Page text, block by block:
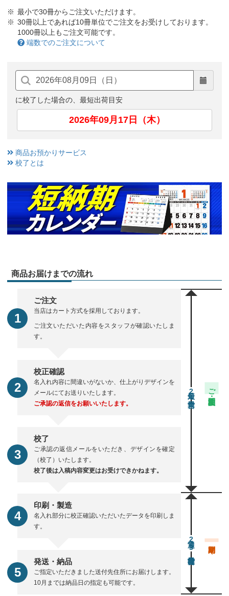
最小で30冊からご注文いただけます。
30冊以上であれば10冊単位でご注文をお受けしております。
1000冊以上もご注文可能です。
端数でのご注文について
に校了した場合の、最短出荷目安
2026年09月17日（木）
商品お預かりサービス
校了とは
商品お届けまでの流れ
ご注文
当店はカート方式を採用しております。
ご注文いただいた内容をスタッフが確認いたしま
す。
校正確認
名入れ内容に間違いがないか、仕上がりデザインを
メールにてお送りいたします。
ご承認の返信をお願いいたします。
校了
ご承認の返信メールをいただき、デザインを確定
（校了）いたします。
校了後は入稿内容変更はお受けできかねます。
2 ご注文・校正期間
印刷・製造
名入れ部分に校正確認いただいたデータを印刷しま
す。
発送・納品
ご指定いただきました送付先住所にお届けします。
10月までは納品日の指定も可能です。
通常23営業日後出荷